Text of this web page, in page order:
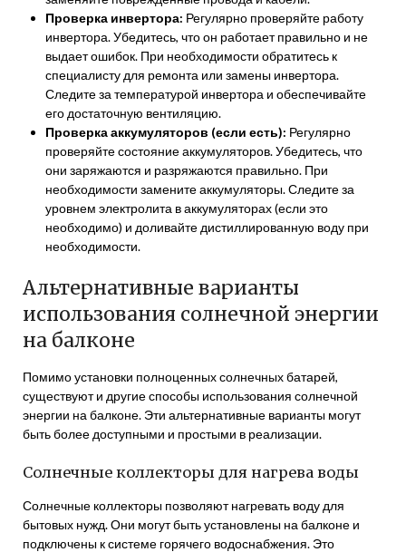
Проверка инвертора: Регулярно проверяйте работу
инвертора. Убедитесь, что он работает правильно и не
выдает ошибок. При необходимости обратитесь к
специалисту для ремонта или замены инвертора.
Следите за температурой инвертора и обеспечивайте
его достаточную вентиляцию.
Проверка аккумуляторов (если есть): Регулярно
проверяйте состояние аккумуляторов. Убедитесь, что
они заряжаются и разряжаются правильно. При
необходимости замените аккумуляторы. Следите за
уровнем электролита в аккумуляторах (если это
необходимо) и доливайте дистиллированную воду при
необходимости.
Альтернативные варианты
использования солнечной энергии
на балконе
Помимо установки полноценных солнечных батарей,
существуют и другие способы использования солнечной
энергии на балконе. Эти альтернативные варианты могут
быть более доступными и простыми в реализации.
Солнечные коллекторы для нагрева воды
Солнечные коллекторы позволяют нагревать воду для
бытовых нужд. Они могут быть установлены на балконе и
подключены к системе горячего водоснабжения. Это